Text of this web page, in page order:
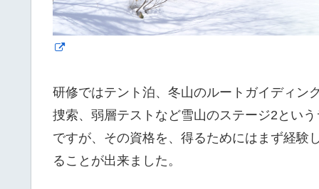
研修ではテント泊、冬山のルートガイディン
捜索、弱層テストなど雪山のステージ2とい
ですが、その資格を、得るためにはまず経験
ることが出来ました。